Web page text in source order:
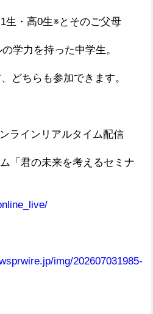
生・高0生※とそのご父母
学力を持った中学生。
どちらも参加できます。
ラインリアルタイム配信
「君の未来を考えるセミナ
img/202607031985-